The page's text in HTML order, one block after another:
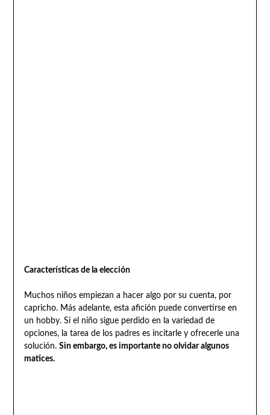
Características de la elección
Muchos niños empiezan a hacer algo por su cuenta, por
capricho. Más adelante, esta afición puede convertirse en
un hobby. Si el niño sigue perdido en la variedad de
opciones, la tarea de los padres es incitarle y ofrecerle una
solución. Sin embargo, es importante no olvidar algunos
matices.